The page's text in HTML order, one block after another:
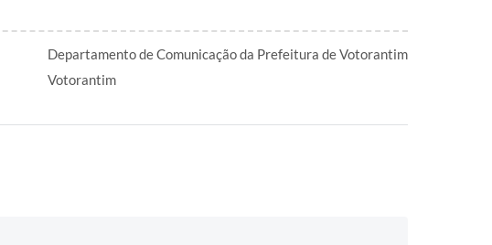
Departamento de Comunicação da Prefeitura de Votorantim
Votorantim